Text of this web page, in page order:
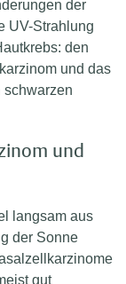
der
UV-Strahlung
den
und das
schwarzen
und
langsam aus
der Sonne
gut